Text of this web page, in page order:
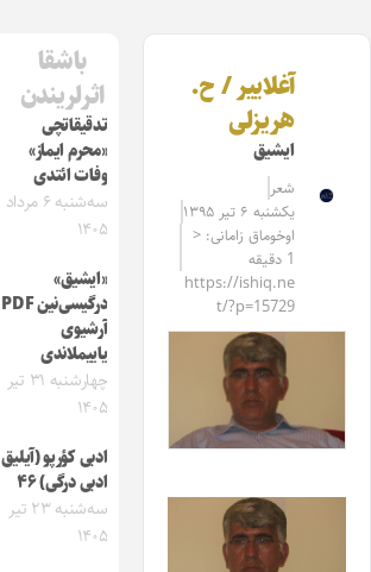
آغلاییر / ح.
هریزلی
ایشیق
شعر
یکشنبه ۶ تیر ۱۳۹۵
اوخوماق زامانی: <
1 دقیقه
https://ishiq.ne
t/?p=15729
باشقا
اثرلریندن
تدقیقاتچی
«محرم ایماز»
وفات ائتدی
سه‌شنبه ۶ مرداد
۱۴۰۵
«ایشیق»
درگیسی‌نین PDF
آرشیوی
یاییملاندی
چهارشنبه ۳۱ تیر
۱۴۰۵
ادبی کؤرپو (آیلیق
ادبی درگی) ۴۶
سه‌شنبه ۲۳ تیر
۱۴۰۵